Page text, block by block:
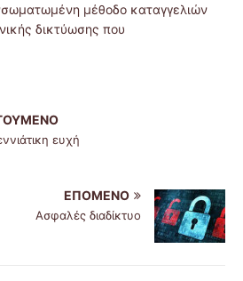
μέθοδο καταγγελιών
δικτύωσης που
ευχή
ΕΠΌΜΕΝΟ
Ασφαλές διαδίκτυο